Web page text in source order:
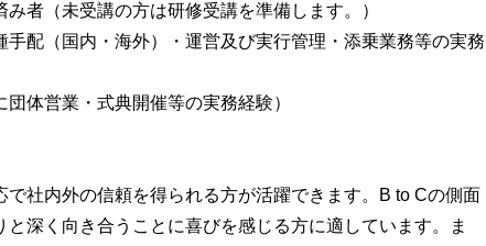
み者（未受講の方は研修受講を準備します。）
手配（国内・海外）・運営及び実行管理・添乗業務等の実務
体営業・式典開催等の実務経験）
社内外の信頼を得られる方が活躍できます。B to Cの側面
深く向き合うことに喜びを感じる方に適しています。ま